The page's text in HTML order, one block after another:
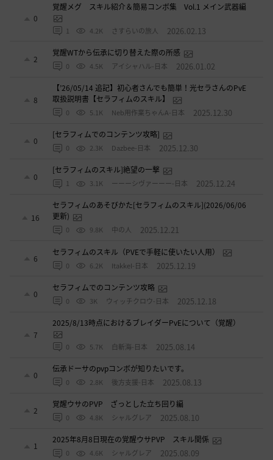
0
覚醒メグ スキル紹介＆簡易コンボ集 Vol.1 メイン武器編
1 4.2K さすらいの旅人 2026.02.13
2
覚醒WTから伝承に切り替えた際の所感
0 4.5K アイシャハル-日本 2026.01.02
8
【’26/05/14 追記】初心者さんでも簡単！光セラさんのPvE
取扱説明書【セラフィムのスキル】
0 5.1K Neb用作業ちゃんA-日本 2025.12.30
0
[セラフィムでのコンテンツ攻略]
0 2.3K Dazbee-日本 2025.12.30
0
[セラフィムのスキル]絶望の一撃
1 3.1K ーーーシヴァーーー-日本 2025.12.24
16
セラフィムのあそびかた[セラフィムのスキル](2026/06/06
更新)
0 9.8K 中の人 2025.12.21
6
セラフィムのスキル（PVEで手軽に使いたい人用）
0 6.2K ItakkeI-日本 2025.12.19
0
セラフィムでのコンテンツ攻略
0 3K ウィッチクロウ-日本 2025.12.18
7
2025/8/13時点におけるブレイダーPvEについて（覚醒）
0 5.7K 白斬海-日本 2025.08.14
0
伝承ドーサのpvpコンボが知りたいです。
0 2.8K 後方支援-日本 2025.08.13
2
覚醒ウサのPVP ざっとした立ち回り編
0 4.8K シャルグレア 2025.08.10
1
2025年8月8日現在の覚醒ウサPVP スキル関係
0 4.6K シャルグレア 2025.08.09